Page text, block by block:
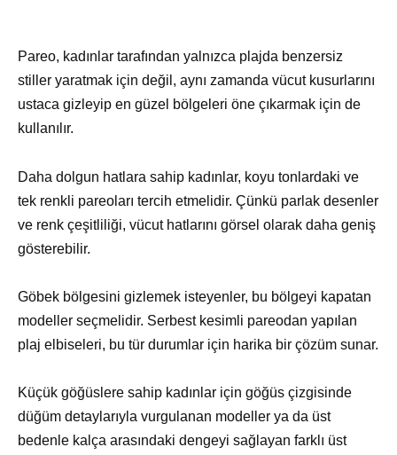
Pareo, kadınlar tarafından yalnızca plajda benzersiz
stiller yaratmak için değil, aynı zamanda vücut kusurlarını
ustaca gizleyip en güzel bölgeleri öne çıkarmak için de
kullanılır.
Daha dolgun hatlara sahip kadınlar, koyu tonlardaki ve
tek renkli pareoları tercih etmelidir. Çünkü parlak desenler
ve renk çeşitliliği, vücut hatlarını görsel olarak daha geniş
gösterebilir.
Göbek bölgesini gizlemek isteyenler, bu bölgeyi kapatan
modeller seçmelidir. Serbest kesimli pareodan yapılan
plaj elbiseleri, bu tür durumlar için harika bir çözüm sunar.
Küçük göğüslere sahip kadınlar için göğüs çizgisinde
düğüm detaylarıyla vurgulanan modeller ya da üst
bedenle kalça arasındaki dengeyi sağlayan farklı üst